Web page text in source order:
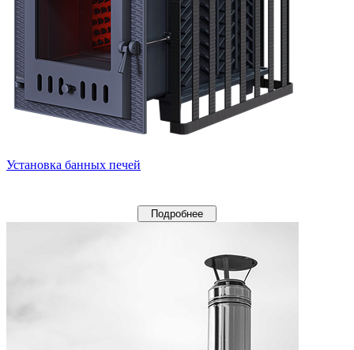
Установка банных печей
Подробнее